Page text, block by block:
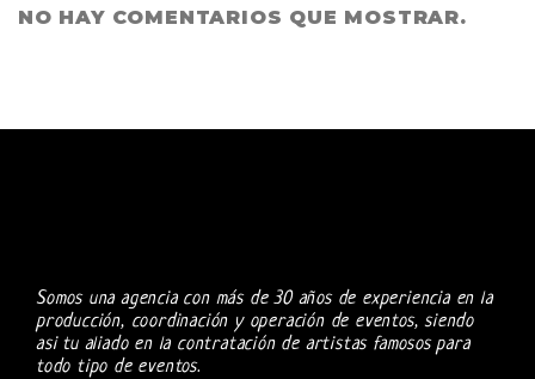
NO HAY COMENTARIOS QUE MOSTRAR.
Somos una agencia con más de 30 años de experiencia en la
producción, coordinación y operación de eventos, siendo
asi tu aliado en la contratación de artistas famosos para
todo tipo de eventos.